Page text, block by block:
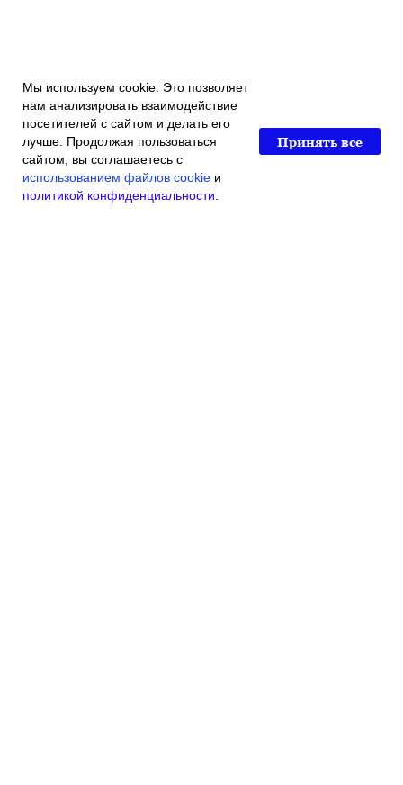
Главная Каталог магазина
Мы используем cookie. Это позволяет
нам анализировать взаимодействие
посетителей с сайтом и делать его
лучше. Продолжая пользоваться
сайтом, вы соглашаетесь с
использованием файлов cookie и
политикой конфиденциальности
Принять все